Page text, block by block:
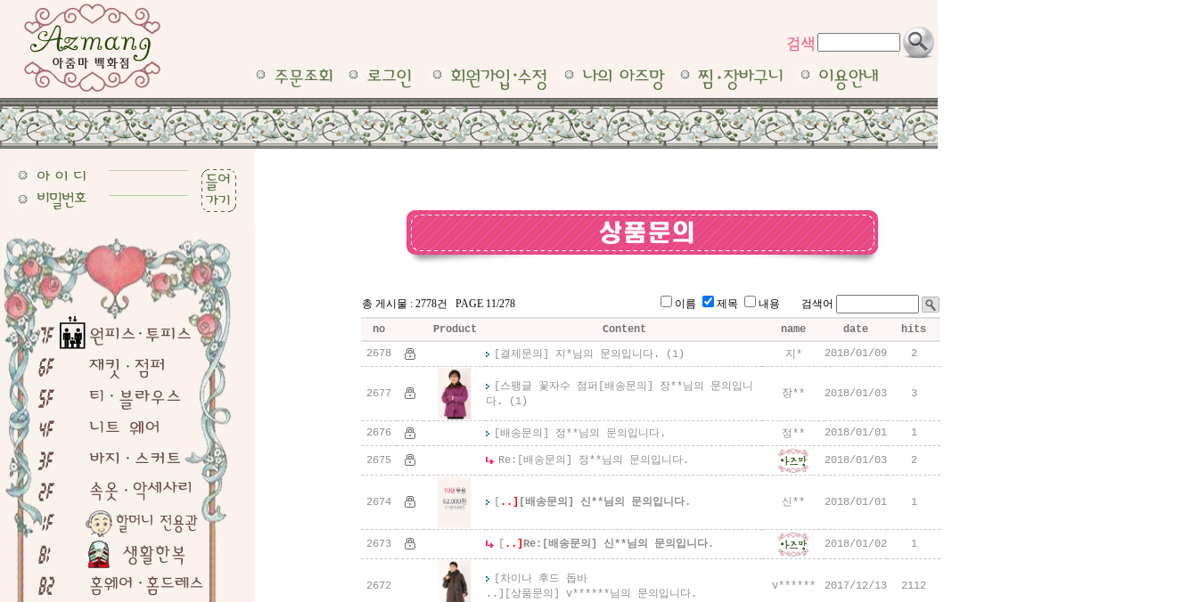
총 게시물 : 2778건 PAGE 11/278 이름 제목 내용 검색어
no Product Content name date
hits
2678
[결제문의] 지*님의 문의입니다. (1) 지* 2018/01/09 2
2677
[스팽글 꽃자수 점퍼
[배송문의] 장**님의 문의입니
다.
(1)
장** 2018/01/03 3
2676 [배송문의] 정**님의 문의입니다. 정** 2018/01/01 1
2675 Re: [배송문의] 정**님의 문의입니다. 2018/01/03 2
2674 ..] [배송문의] 신**님의 문의입니다. 신** 2018/01/01 1
2673 ..] Re: [배송문의] 신**님의 문의입니다. 2018/01/02 1
2672
[차이나 후드 돕바
..]
[상품문의] v******님의 문의입니다.
v****** 2017/12/13 2112